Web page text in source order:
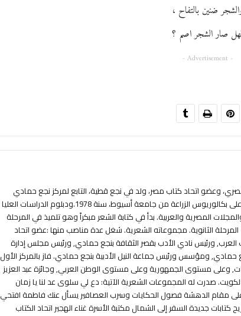
ضنين بالتفاح ،
صار الشجر اصم ؟
- Advertisement -
وعضو اتحاد كتاب مصر، ولد في نجع قطية، التابع لمركز نجع حمادي
بمحافظة قنا في 1 يوليو 1953. حصل على بكالوريوس الزراعة من جامعة أسيوط، سنة 1978.ودبلوم الدراسات العليا
المصرية والعربية. بدأ في كتابة الشعر مبكراً وهو تلميذ في المرحلة
المرحلة الثانوية. مجموعاته الشعرية. شغل عدة مناصب منها :عضو اتحاد
العرب, ورئيس نادي الأدب بقصر الثقافة بنجع حمادي, ورئيس مجلس إدارة
ومؤسس ورئيس جماعة النيل الأدبية بنجع حمادي. فاز بالمركز الأول
وعلى مستوى الجمهورية وعلى مستوى الوطن العربي, وجائزة عبد العزيز
صدرت له المجموعات الشعرية الآتية: دع لي سلوى عد لنا يا زمان
مقام الدهشة فصول الحكايات وسرب العصافير يسأل عنك فاطمة افتحي
كتابات جديدة السفر إلى الشمال مكتبة الأسرة غناء الهجير اتحاد الكتاب